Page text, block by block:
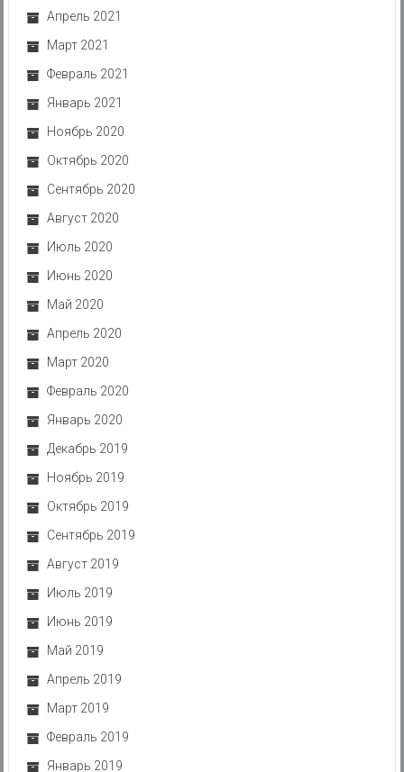
Апрель 2021
Март 2021
Февраль 2021
Январь 2021
Ноябрь 2020
Октябрь 2020
Сентябрь 2020
Август 2020
Июль 2020
Июнь 2020
Май 2020
Апрель 2020
Март 2020
Февраль 2020
Январь 2020
Декабрь 2019
Ноябрь 2019
Октябрь 2019
Сентябрь 2019
Август 2019
Июль 2019
Июнь 2019
Май 2019
Апрель 2019
Март 2019
Февраль 2019
Январь 2019